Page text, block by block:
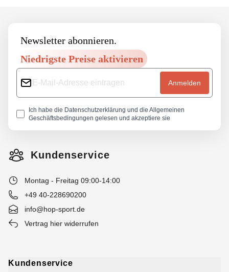
Newsletter abonnieren.
Niedrigste Preise aktivieren
Anmelden
Ich habe die Datenschutzerklärung und die Allgemeinen
Geschäftsbedingungen gelesen und akzeptiere sie
Kundenservice
Montag - Freitag 09:00-14:00
+49 40-228690200
info@hop-sport.de
Vertrag hier widerrufen
Kundenservice